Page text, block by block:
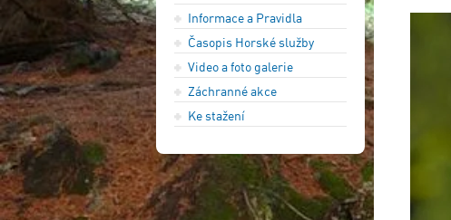
Informace a Pravidla
Časopis Horské služby
Video a foto galerie
Záchranné akce
Ke stažení